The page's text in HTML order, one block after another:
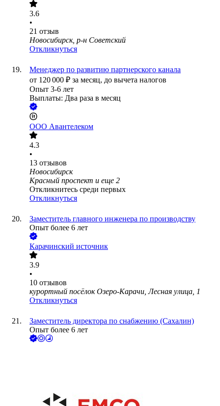
3.6
•
21 отзыв
Новосибирск, р-н Советский
Откликнуться
Менеджер по развитию партнерского канала
от 120 000 ₽ за месяц, до вычета налогов
Опыт 3-6 лет
Выплаты: Два раза в месяц
ООО Авантелеком
4.3
•
13 отзывов
Новосибирск
Красный проспект и еще 2
Откликнитесь среди первых
Откликнуться
Заместитель главного инженера по производству
Опыт более 6 лет
Карачинский источник
3.9
•
10 отзывов
курортный посёлок Озеро-Карачи, Лесная улица, 1
Откликнуться
Заместитель директора по снабжению (Сахалин)
Опыт более 6 лет